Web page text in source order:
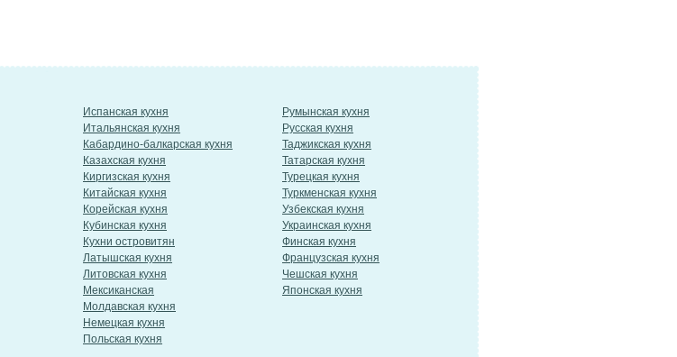
Испанская кухня
Итальянская кухня
Кабардино-балкарская кухня
Казахская кухня
Киргизская кухня
Китайская кухня
Корейская кухня
Кубинская кухня
Кухни островитян
Латышская кухня
Литовская кухня
Мексиканская
Молдавская кухня
Немецкая кухня
Польская кухня
Румынская кухня
Русская кухня
Таджикская кухня
Татарская кухня
Турецкая кухня
Туркменская кухня
Узбекская кухня
Украинская кухня
Финская кухня
Французская кухня
Чешская кухня
Японская кухня